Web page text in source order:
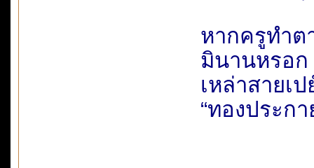
หากครูทำ
มินานหรอก
เหล่าสายเ
“ทองประก